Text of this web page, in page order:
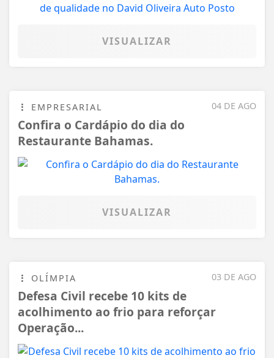
VISUALIZAR
04 DE AGO
EMPRESARIAL
Confira o Cardápio do dia do
Restaurante Bahamas.
VISUALIZAR
03 DE AGO
OLÍMPIA
Defesa Civil recebe 10 kits de
acolhimento ao frio para reforçar
Operação...